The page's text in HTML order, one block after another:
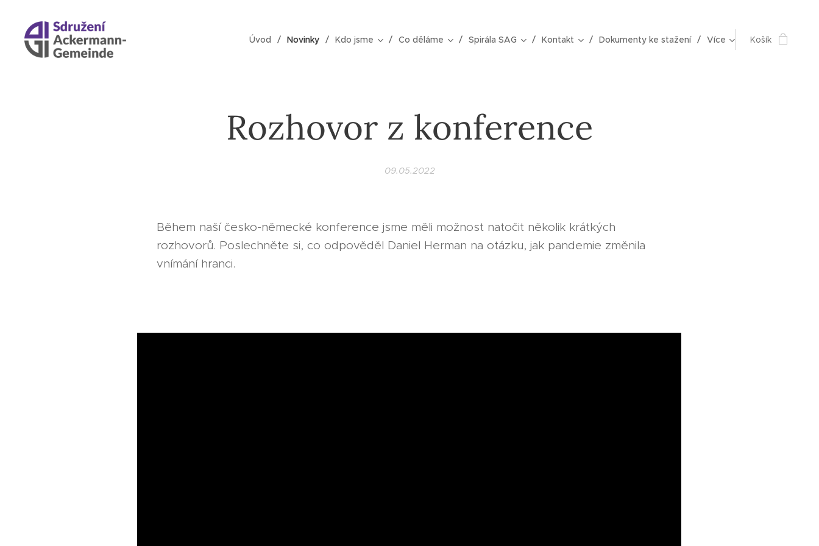
Úvod Novinky Kdo jsme Co děláme Spirála SAG Kontakt Dokumenty ke stažení Více Košík
Rozhovor z konference
09.05.2022
Během naší česko-německé konference jsme měli možnost natočit několik krátkých
rozhovorů. Poslechněte si, co odpověděl Daniel Herman na otázku, jak pandemie změnila
vnímání hranci.